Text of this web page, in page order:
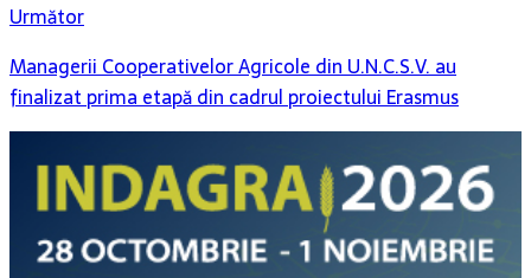
Următor
Managerii Cooperativelor Agricole din U.N.C.S.V. au
finalizat prima etapă din cadrul proiectului Erasmus